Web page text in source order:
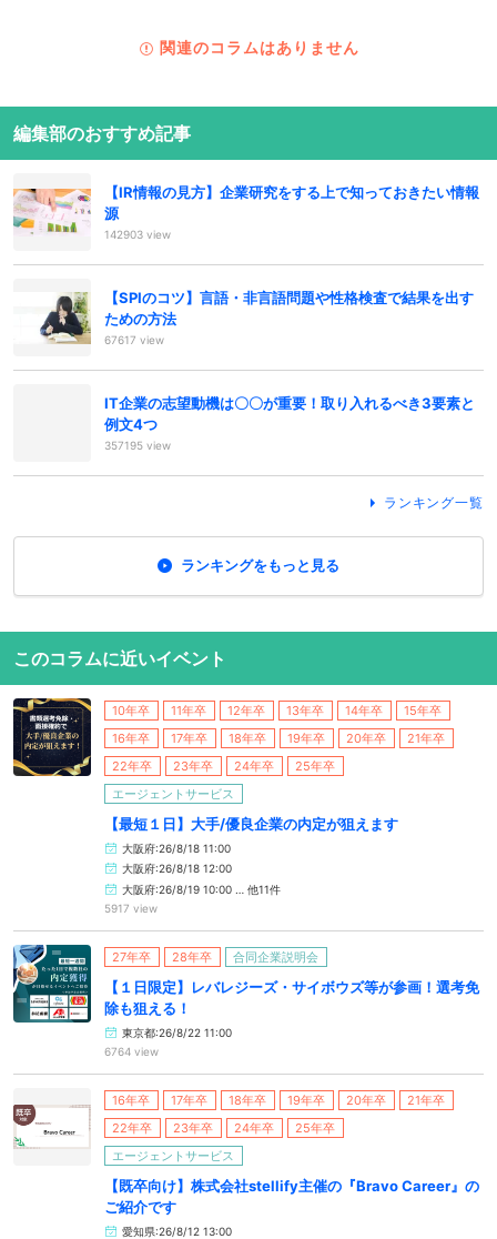
関連のコラムはありません
編集部のおすすめ記事
【IR情報の見方】企業研究をする上で知っておきたい情報
源
142903 view
【SPIのコツ】言語・非言語問題や性格検査で結果を出す
ための方法
67617 view
IT企業の志望動機は〇〇が重要！取り入れるべき3要素と
例文4つ
357195 view
ランキング一覧
ランキングをもっと見る
このコラムに近いイベント
10年卒 11年卒 12年卒 13年卒 14年卒
15年卒
16年卒
17年卒 18年卒 19年卒 20年卒
21年卒
22年卒
23年卒 24年卒
25年卒
エージェントサービス
【最短１日】大手/優良企業の内定が狙えます
大阪府:26/8/18 11:00
大阪府:26/8/18 12:00
大阪府:26/8/19 10:00 … 他11件
5917 view
27年卒 28年卒 合同企業説明会
【１日限定】レバレジーズ・サイボウズ等が参画！選考免
除も狙える！
東京都:26/8/22 11:00
6764 view
16年卒 17年卒 18年卒 19年卒 20年卒
21年卒
22年卒
23年卒 24年卒
25年卒
エージェントサービス
【既卒向け】株式会社stellify主催の『Bravo Career』の
ご紹介です
愛知県:26/8/12 13:00